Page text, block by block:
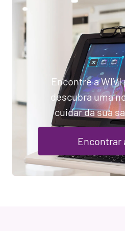
Encontre a
descubra uma
cuidar da sua
Encontrar